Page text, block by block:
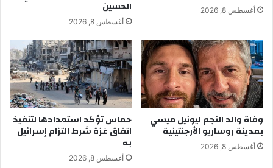
أغسطس 8, 2026 الحسين
أغسطس 8, 2026
وفاة والد النجم ليونيل ميسي
بمدينة روساريو الأرجنتينية
أغسطس 8, 2026
حماس تؤكد استعدادها لتنفيذ
اتفاق غزة شرط التزام إسرائيل
به
أغسطس 8, 2026